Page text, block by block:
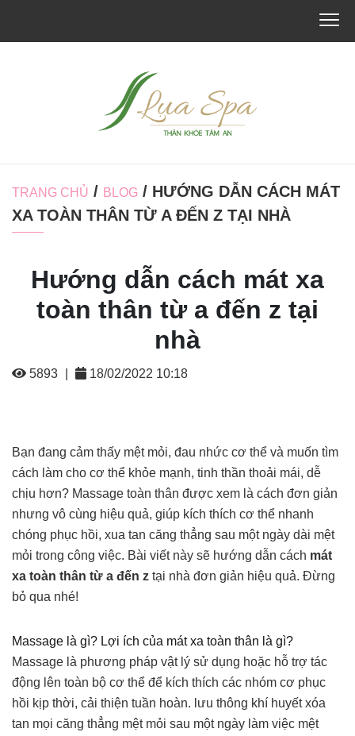
TRANG CHỦ / BLOG / HƯỚNG DẪN CÁCH MÁT
XA TOÀN THÂN TỪ A ĐẾN Z TẠI NHÀ
Hướng dẫn cách mát xa
toàn thân từ a đến z tại
nhà
5893 18/02/2022 10:18
Bạn đang cảm thấy mệt mỏi, đau nhức cơ thể và muốn tìm
cách làm cho cơ thể khỏe mạnh, tinh thần thoải mái, dễ
chịu hơn? Massage toàn thân được xem là cách đơn giản
nhưng vô cùng hiệu quả, giúp kích thích cơ thể nhanh
chóng phục hồi, xua tan căng thẳng sau một ngày dài mệt
mỏi trong công việc. Bài viết này sẽ hướng dẫn cách mát
xa toàn thân từ a đến z tại nhà đơn giản hiệu quả. Đừng
bỏ qua nhé!
Massage là gì? Lợi ích của mát xa toàn thân là gì?
Massage là phương pháp vật lý sử dụng hoặc hỗ trợ tác
động lên toàn bộ cơ thể để kích thích các nhóm cơ phục
hồi kịp thời, cải thiện tuần hoàn. lưu thông khí huyết xóa
tan mọi căng thẳng mệt mỏi sau một ngày làm việc mệt